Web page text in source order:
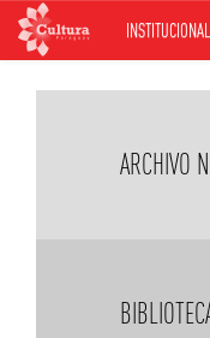
INSTITUCIONAL
ARCHIVO